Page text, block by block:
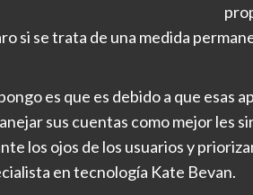
si se trata de una medida
es que es debido a que esas
sus cuentas como mejor les
los ojos de los usuarios y
en tecnología Kate Bevan.